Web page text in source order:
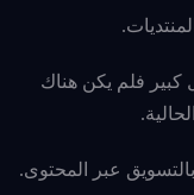
كبير فلم يكن هناك
بالتسويق عبر المحتوى.